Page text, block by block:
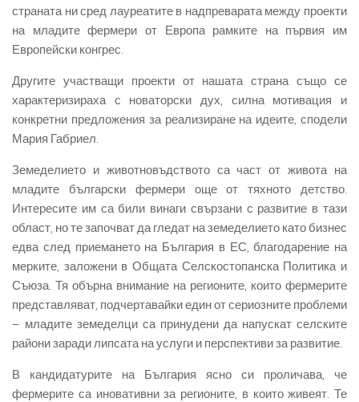
страната ни сред лауреатите в надпреварата между проекти
на младите фермери от Европа рамките на първия им
Европейски конгрес.
Другите участващи проекти от нашата страна също се
характеризираха с новаторски дух, силна мотивация и
конкретни предложения за реализиране на идеите, сподели
Мария Габриел.
Земеделието и животновъдството са част от живота на
младите български фермери още от тяхното детство.
Интересите им са били винаги свързани с развитие в тази
област, но те започват да гледат на земеделието като бизнес
едва след приемането на България в ЕС, благодарение на
мерките, заложени в Общата Селскостопанска Политика и
Съюза. Тя обърна внимание на регионите, които фермерите
представляват, подчертавайки един от сериозните проблеми
– младите земеделци са принудени да напускат селските
райони заради липсата на услуги и перспективи за развитие.
В кандидатурите на България ясно си проличава, че
фермерите са иновативни за регионите, в които живеят. Те